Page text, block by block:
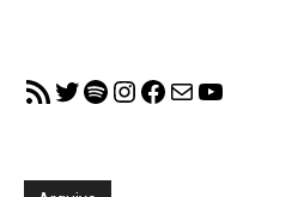
RSS FeedTwitter
Spotify
Instagram
Facebook
MailYouTube